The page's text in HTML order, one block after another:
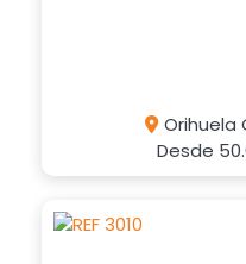
Orihuela
Desde